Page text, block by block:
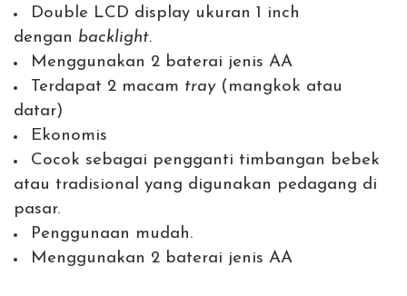
Double LCD display ukuran 1 inch
dengan backlight.
Menggunakan 2 baterai jenis AA
Terdapat 2 macam tray (mangkok atau
datar)
Ekonomis
Cocok sebagai pengganti timbangan bebek
atau tradisional yang digunakan pedagang di
pasar.
Penggunaan mudah.
Menggunakan 2 baterai jenis AA